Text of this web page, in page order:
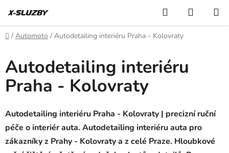
na
obsah
Hledat
KOŠÍK
Domů
/ Automoto / Autodetailing interiéru Praha - Kolovraty
Autodetailing interiéru
Praha - Kolovraty
Autodetailing interiéru Praha - Kolovraty | precizní ruční
péče o interiér auta. Autodetailing interiéru auta pro
zákazníky z Prahy - Kolovraty a z celé Praze. Hloubkové